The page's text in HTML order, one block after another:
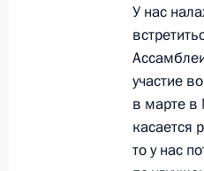
28 июля
У нас
участие
в марте в
касается
то у нас